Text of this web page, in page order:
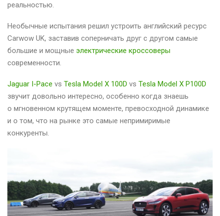
реальностью.
Необычные испытания решил устроить английский ресурс
Carwow UK, заставив соперничать друг с другом самые
большие и мощные электрические кроссоверы
современности.
Jaguar I-Pace vs Tesla Model X 100D vs Tesla Model X P100D
звучит довольно интересно, особенно когда знаешь
о мгновенном крутящем моменте, превосходной динамике
и о том, что на рынке это самые непримиримые
конкуренты.